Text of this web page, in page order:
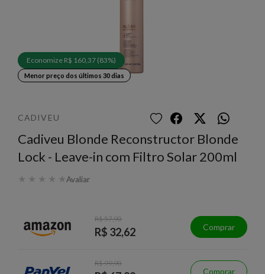
Economize R$ 160,37 (83%)
Menor preço dos últimos 30 dias
CADIVEU
Cadiveu Blonde Reconstructor Blonde
Lock - Leave-in com Filtro Solar 200ml
★ ★ ★ ★ ★Avaliar
R$ 57,90
R$ 32,62 Comprar
R$ 99,90
Comprar